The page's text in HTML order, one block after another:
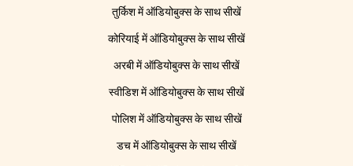
तुर्किश में ऑडियोबुक्स के साथ सीखें
कोरियाई में ऑडियोबुक्स के साथ सीखें
अरबी में ऑडियोबुक्स के साथ सीखें
स्वीडिश में ऑडियोबुक्स के साथ सीखें
पोलिश में ऑडियोबुक्स के साथ सीखें
डच में ऑडियोबुक्स के साथ सीखें